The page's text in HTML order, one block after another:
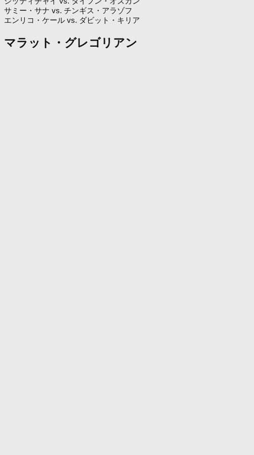
サミー・サナ vs. チンギス・アラゾフ
エンリコ・ケール vs. ダビット・キリア
マラット・グレゴリアン